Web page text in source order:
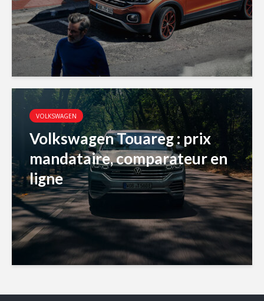
VOLKSWAGEN
Volkswagen Touareg : prix
mandataire, comparateur en
ligne